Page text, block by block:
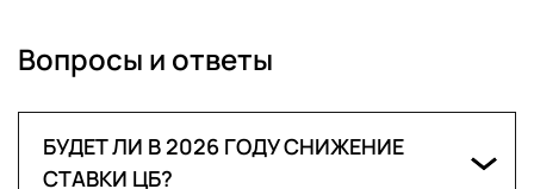
Вопросы и ответы
БУДЕТ ЛИ В 2026 ГОДУ СНИЖЕНИЕ
СТАВКИ ЦБ?